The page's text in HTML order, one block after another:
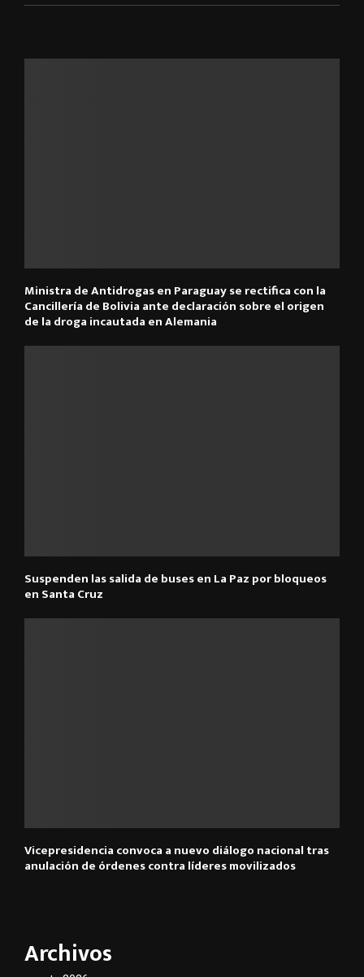
Ministra de Antidrogas en Paraguay se rectifica con la
Cancillería de Bolivia ante declaración sobre el origen
de la droga incautada en Alemania
Suspenden las salida de buses en La Paz por bloqueos
en Santa Cruz
Vicepresidencia convoca a nuevo diálogo nacional tras
anulación de órdenes contra líderes movilizados
Archivos